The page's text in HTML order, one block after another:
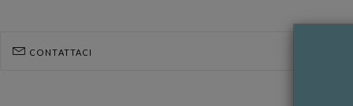
CONTATTACI